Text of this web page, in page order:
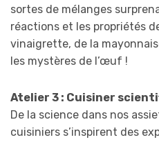
sortes de mélanges
réactions et les propriétés
vinaigrette, de la
les mystères de l’œuf !
Atelier 3 : Cuisiner
De la science dans nos
cuisiniers s’inspirent des